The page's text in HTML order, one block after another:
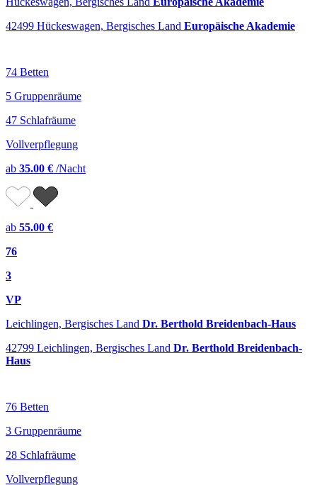
42499 Hückeswagen, Bergisches Land Europäische Akademie
74 Betten
5 Gruppenräume
47 Schlafräume
Vollverpflegung
ab 35.00 € /Nacht
ab 55.00 €
76
3
VP
Leichlingen, Bergisches Land Dr. Berthold Breidenbach-Haus
42799 Leichlingen, Bergisches Land Dr. Berthold Breidenbach-
Haus
76 Betten
3 Gruppenräume
28 Schlafräume
Vollverpflegung